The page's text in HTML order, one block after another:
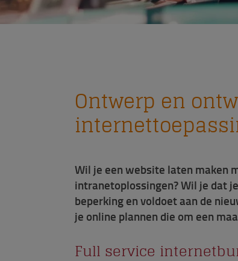
Ontwerp en
Wil je een website laten maken
intranetoplossingen? Wil je dat
beperking en voldoet aan de
je online plannen die om een
Full service